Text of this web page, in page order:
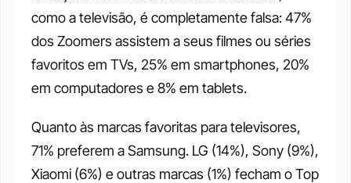
como a televisão, é completamente falsa: 47%
dos Zoomers assistem a seus filmes ou séries
favoritos em TVs, 25% em smartphones, 20%
em computadores e 8% em tablets.
Quanto às marcas favoritas para televisores,
71% preferem a Samsung. LG (14%), Sony (9%),
Xiaomi (6%) e outras marcas (1%) fecham o Top